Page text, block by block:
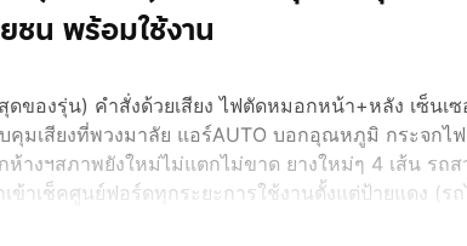
ชน พร้อมใช้งาน
ดของรุ่น) คำสั่งด้วยเสียง ไฟตัดหมอกหน้า+หลัง เซ็นเ
คุมเสียงที่พวงมาลัย แอร์AUTO บอกอุณหภูมิ กระจกไ
างฯสภาพยังใหม่ไม่แตกไม่ขาด ยางใหม่ๆ 4 เส้น รถส
ข้าเช็คศูนย์ฟอร์ดทุกระยะการใช้งานตั้งแต่ป้ายแดง (ร
ใช้งาน ขับขี่ดีมาก